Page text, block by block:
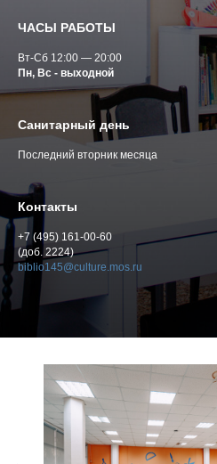
ЧАСЫ РАБОТЫ
Вт-Сб 12:00 — 20:00
Пн, Вс - выходной
Санитарный день
Последний вторник месяца
Контакты
+7 (495) 161-00-60
(доб. 2224)
biblio145@culture.mos.ru